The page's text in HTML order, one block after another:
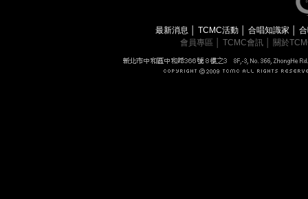
最新消息 TCMC活動 合唱知識家
會員專區
TCMC會訊 關於